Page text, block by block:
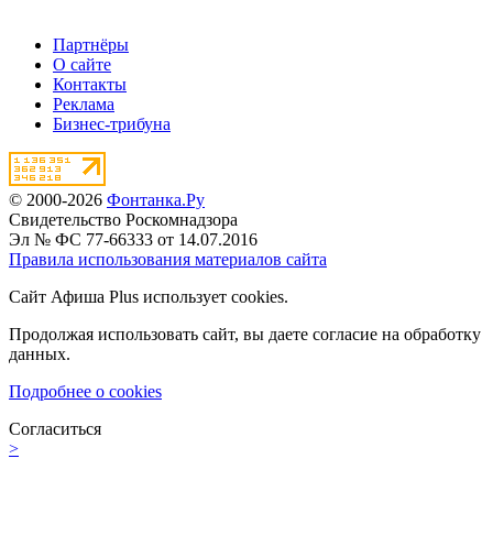
Партнёры
О сайте
Контакты
Реклама
Бизнес-трибуна
© 2000-2026 Фонтанка.Ру
Свидетельство Роскомнадзора
Эл № ФС 77-66333 от 14.07.2016
Правила использования материалов сайта
Сайт Афиша Plus использует cookies.
Продолжая использовать сайт, вы даете согласие на обработку
данных.
Подробнее о cookies
Согласиться
>